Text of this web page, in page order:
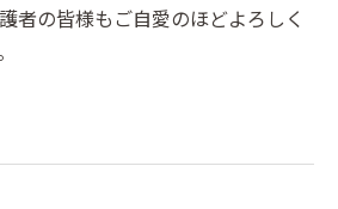
者の皆様もご自愛のほどよろしく